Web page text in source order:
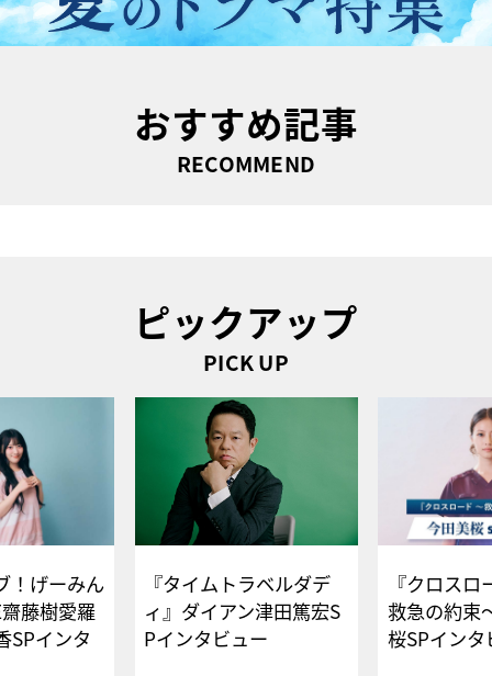
おすすめ記事
RECOMMEND
ピックアップ
PICK UP
！げーみん
藤樹愛羅
SPインタ
『タイムトラベルダデ
ィ』ダイアン津田篤宏S
Pインタビュー
『クロス
救急の約束
桜SPイ